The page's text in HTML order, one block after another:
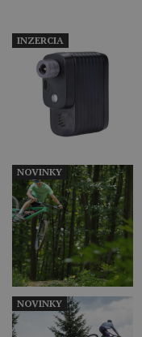
INZERCIA
NOVINKY
NOVINKY